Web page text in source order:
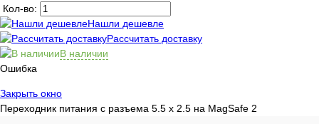
Кол-во:
Нашли дешевле
Рассчитать доставку
В наличии
Ошибка
Закрыть окно
Переходник питания с разъема 5.5 х 2.5 на MagSafe 2